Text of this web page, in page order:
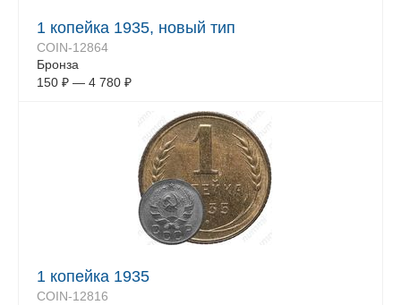
1 копейка 1935, новый тип
COIN-12864
Бронза
150 ₽ — 4 780 ₽
1 копейка 1935
COIN-12816